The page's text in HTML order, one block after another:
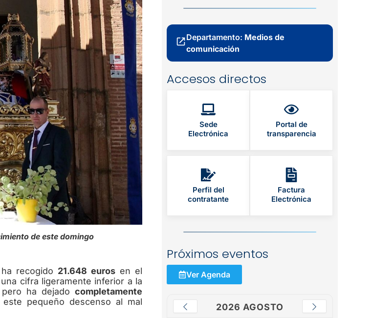
de este domingo
recogido 21.648 euros en el
cifra ligeramente inferior a la
ha dejado completamente
pequeño descenso al mal
Departamento: Medios de
comunicación
Accesos directos
Sede
Electrónica
Portal de
transparencia
Perfil del
contratante
Factura
Electrónica
Próximos eventos
Ver Agenda
2026 AGOSTO